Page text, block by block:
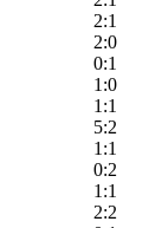
2:1
2:0
0:1
1:0
1:1
5:2
1:1
0:2
1:1
2:2